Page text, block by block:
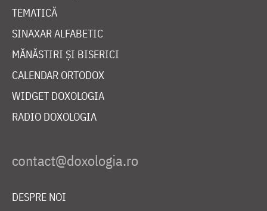
TEMATICĂ
SINAXAR ALFABETIC
MĂNĂSTIRI ȘI BISERICI
CALENDAR ORTODOX
WIDGET DOXOLOGIA
RADIO DOXOLOGIA
DESPRE NOI